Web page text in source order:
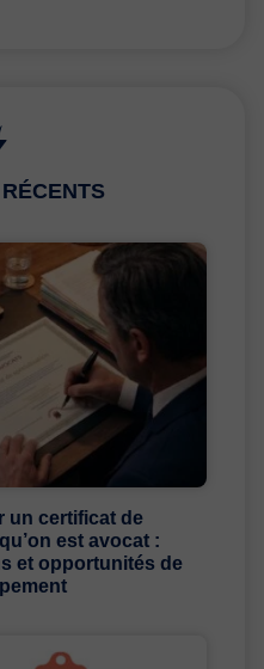
un certificat de
est avocat :
et opportunités de